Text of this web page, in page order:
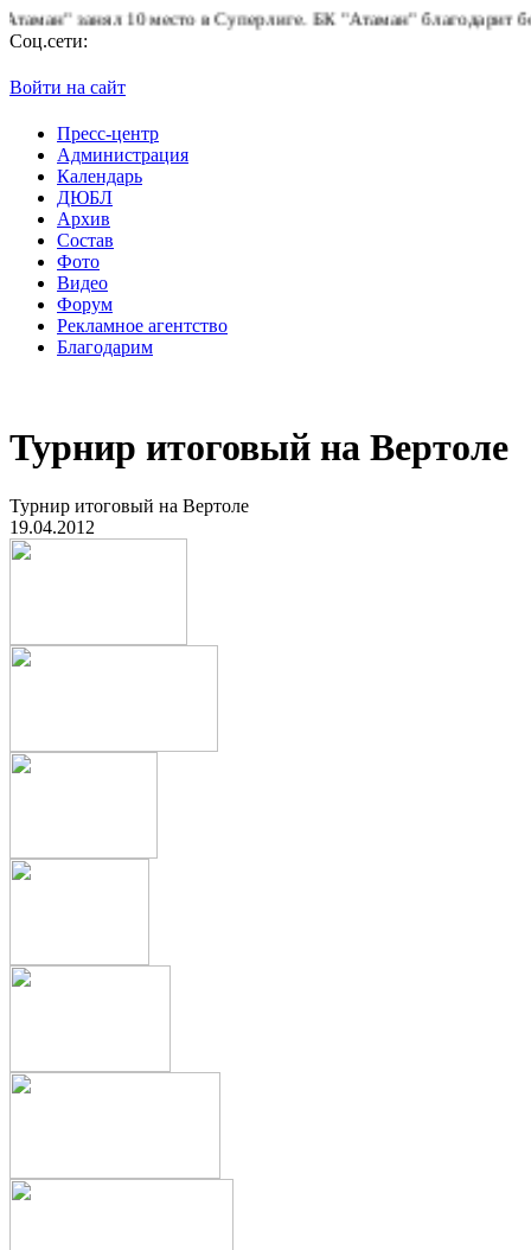
10 место в Суперлиге.БК "Атаман" благодарит
Соц.сети:
Войти на сайт
Пресс-центр
Администрация
Календарь
ДЮБЛ
Архив
Состав
Фото
Видео
Форум
Рекламное агентство
Благодарим
Турнир итоговый на Вертоле
Турнир итоговый на Вертоле
19.04.2012